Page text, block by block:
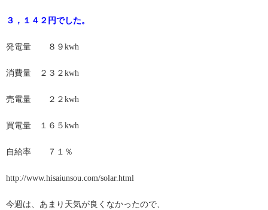
３，１４２円でした。
発電量 ８９kwh
消費量 ２３２kwh
売電量 ２２kwh
買電量 １６５kwh
自給率 ７１％
http://www.hisaiunsou.com/solar.html
今週は、あまり天気が良くなかったので、